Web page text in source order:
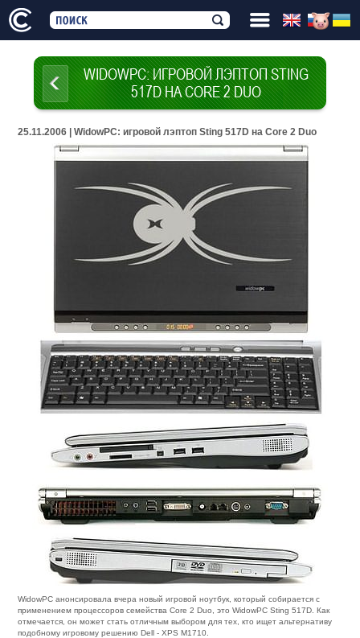
WIDOWPC: ИГРОВОЙ ЛЭПТОП STING
517D НА CORE 2 DUO
25.11.2006 | WidowPC: игровой лэптоп Sting 517D на Core 2 Duo
WidowPC анонсировала вчера новый игровой ноутбук, который собирается с
применением процессоров семейства Core 2 Duo, это WidowPC Sting 517D. Как
отмечается, он может стать отличным выбором для тех, кто ищет альтернативу
подобному игровому решению Dell - XPS M1710.